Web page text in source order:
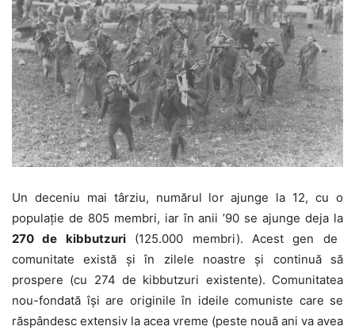
Un deceniu mai târziu, numărul lor ajunge la 12, cu o
populație de 805 membri, iar în anii ’90 se ajunge deja la
270 de kibbutzuri(125.000 membri). Acest gen de
comunitate există și în zilele noastre și continuă să
prospere (cu 274 de kibbutzuri existente). Comunitatea
nou-fondată își are originile în ideile comuniste care se
răspândesc extensiv la acea vreme (peste nouă ani va avea